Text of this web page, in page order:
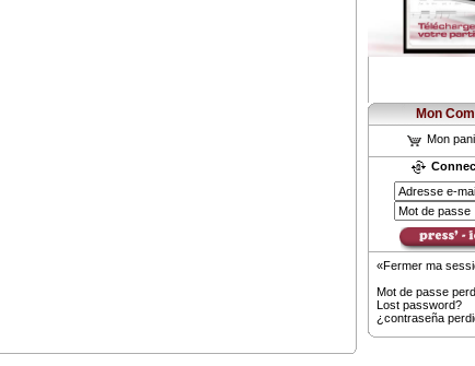
Mon
Mon
«Fermer ma
Mot de passe
Lost password?
¿contraseña